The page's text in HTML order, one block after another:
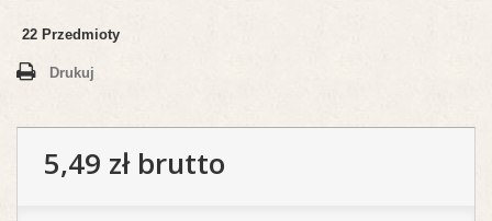
22 Przedmioty
Drukuj
5,49 złbrutto